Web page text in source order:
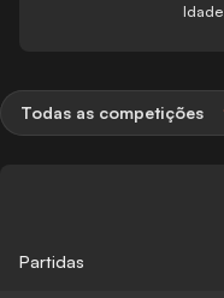
Idade
Todas as competições
Partidas